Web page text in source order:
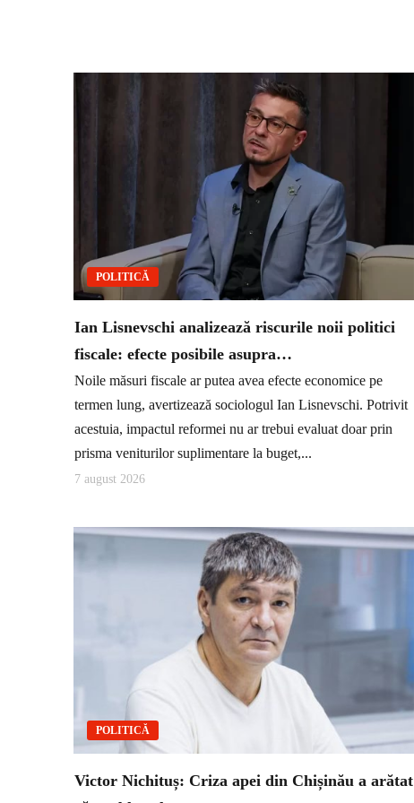
POLITICĂ
Ian Lisnevschi analizează riscurile noii politici
fiscale: efecte posibile asupra…
Noile măsuri fiscale ar putea avea efecte economice pe
termen lung, avertizează sociologul Ian Lisnevschi. Potrivit
acestuia, impactul reformei nu ar trebui evaluat doar prin
prisma veniturilor suplimentare la buget,...
7 august 2026
POLITICĂ
Victor Nichituș: Criza apei din Chișinău a arătat